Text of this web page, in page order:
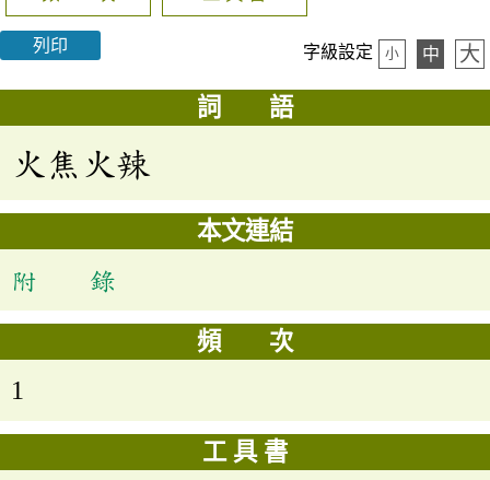
列印 字級設定 小 中 大
詞 語
火焦火辣
本文連結
附 錄
頻 次
1
工 具 書